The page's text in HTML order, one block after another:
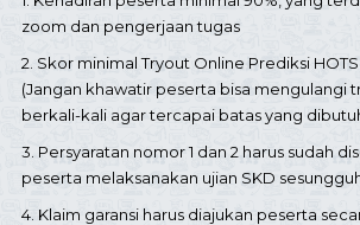
zoom dan pengerjaan tugas
2. Skor minimal Tryout Online Prediksi
(Jangan khawatir peserta bisa mengulangi
berkali-kali agar tercapai batas yang
3. Persyaratan nomor 1 dan 2 harus sudah
peserta melaksanakan ujian SKD
4. Klaim garansi harus diajukan peserta